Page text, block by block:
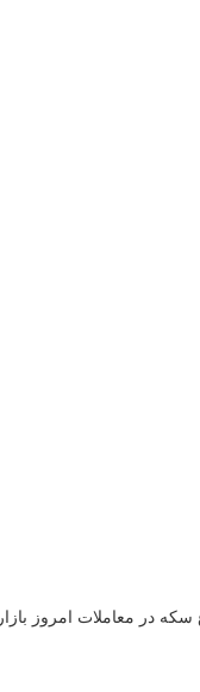
در معاملات امروز بازار